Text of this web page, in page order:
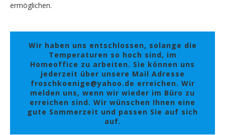
ermöglichen.
Wir haben uns entschlossen, solange die
Temperaturen so hoch sind, im
Homeoffice zu arbeiten. Sie können uns
jederzeit über unsere Mail Adresse
froschkoenige@yahoo.de erreichen. Wir
melden uns, wenn wir wieder im Büro zu
erreichen sind. Wir wünschen Ihnen eine
gute Sommerzeit und passen Sie auf sich
auf.